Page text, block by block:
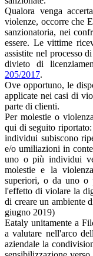
Qualora venga
violenze, occorre che
sanzionatoria, nei
essere. Le vittime
assistite nel processo
divieto di
205/2017.
Ove opportuno, le
applicate nei casi di
parte di clienti.
Per molestie o
qui di seguito
individui subiscono
e/o umiliazioni in
uno o più individui
molestie e la
superiori, o da uno o
l'effetto di violare la
di creare un ambiente
giugno 2019)
Eataly unitamente a
a valutare nell'arco
aziendale la